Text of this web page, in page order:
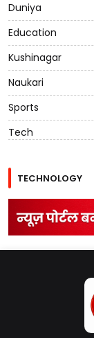
Duniya
Education
Kushinagar
Naukari
Sports
Tech
TECHNOLOGY